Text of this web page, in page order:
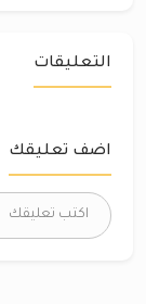
التعليقات
اضف تعليقك